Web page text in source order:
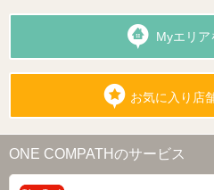
Myエリア
お気に入り店
ONE COMPATHのサービス